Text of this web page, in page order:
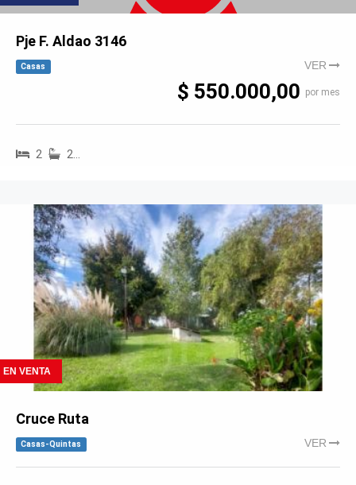
Pje F. Aldao 3146
Casas VER
$ 550.000,00 por mes
2 2…
EN VENTA
Cruce Ruta
Casas-Quintas VER